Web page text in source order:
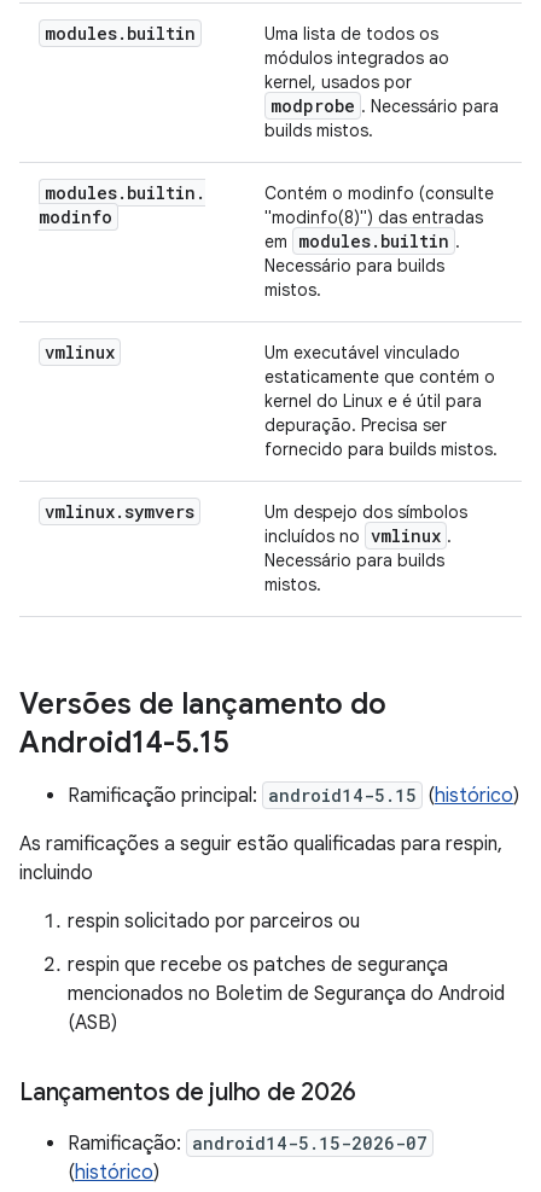
modules. builtin
Uma lista de todos os
módulos integrados ao
kernel, usados por
modprobe . Necessário para
builds mistos.
modules. builtin .
modinfo
Contém o modinfo (consulte
"modinfo(8)") das entradas
em
modules. builtin .
Necessário para builds
mistos.
vmlinux
Um executável vinculado
estaticamente que contém o
kernel do Linux e é útil para
depuração. Precisa ser
fornecido para builds mistos.
vmlinux.symvers
Um despejo dos símbolos
incluídos no vmlinux .
Necessário para builds
mistos.
Versões de lançamento do
Android14-5.15
Ramificação principal: android14-5.15 (histórico)
As ramificações a seguir estão qualificadas para respin,
incluindo
respin solicitado por parceiros ou
respin que recebe os patches de segurança
mencionados no Boletim de Segurança do Android
(ASB)
Lançamentos de julho de 2026
Ramificação: android14-5.15-2026-07
(histórico)